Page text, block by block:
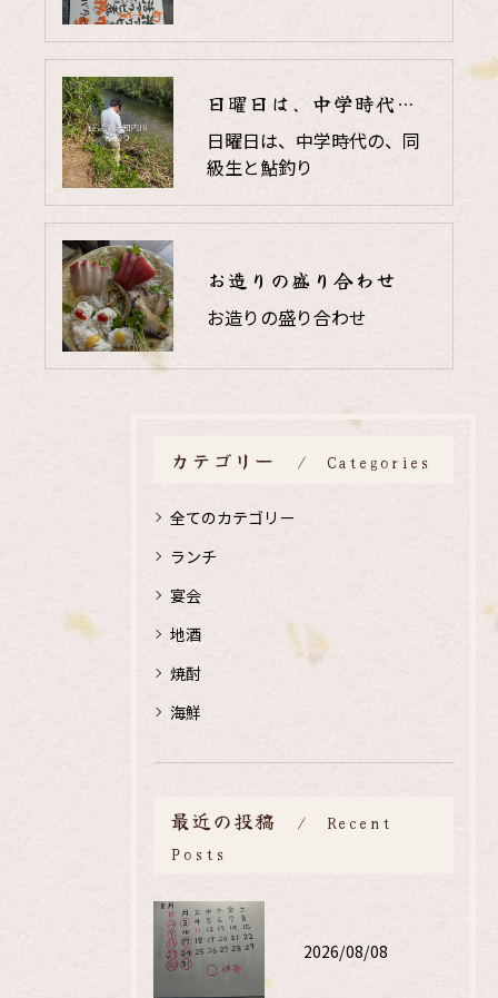
日曜日は、中学時代の、同級生と鮎釣り
日曜日は、中学時代の、同
級生と鮎釣り
お造りの盛り合わせ
お造りの盛り合わせ
カテゴリー Categories
全てのカテゴリー
ランチ
宴会
地酒
焼酎
海鮮
最近の投稿
Recent
Posts
2026/08/08